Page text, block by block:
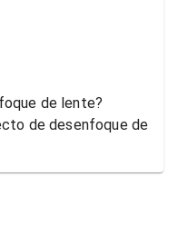
de lente?
de desenfoque de